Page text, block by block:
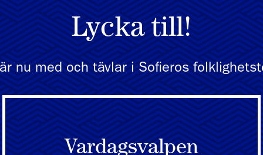
Lycka till!
nu med och tävlar i Sofieros
Vardagsvalpen